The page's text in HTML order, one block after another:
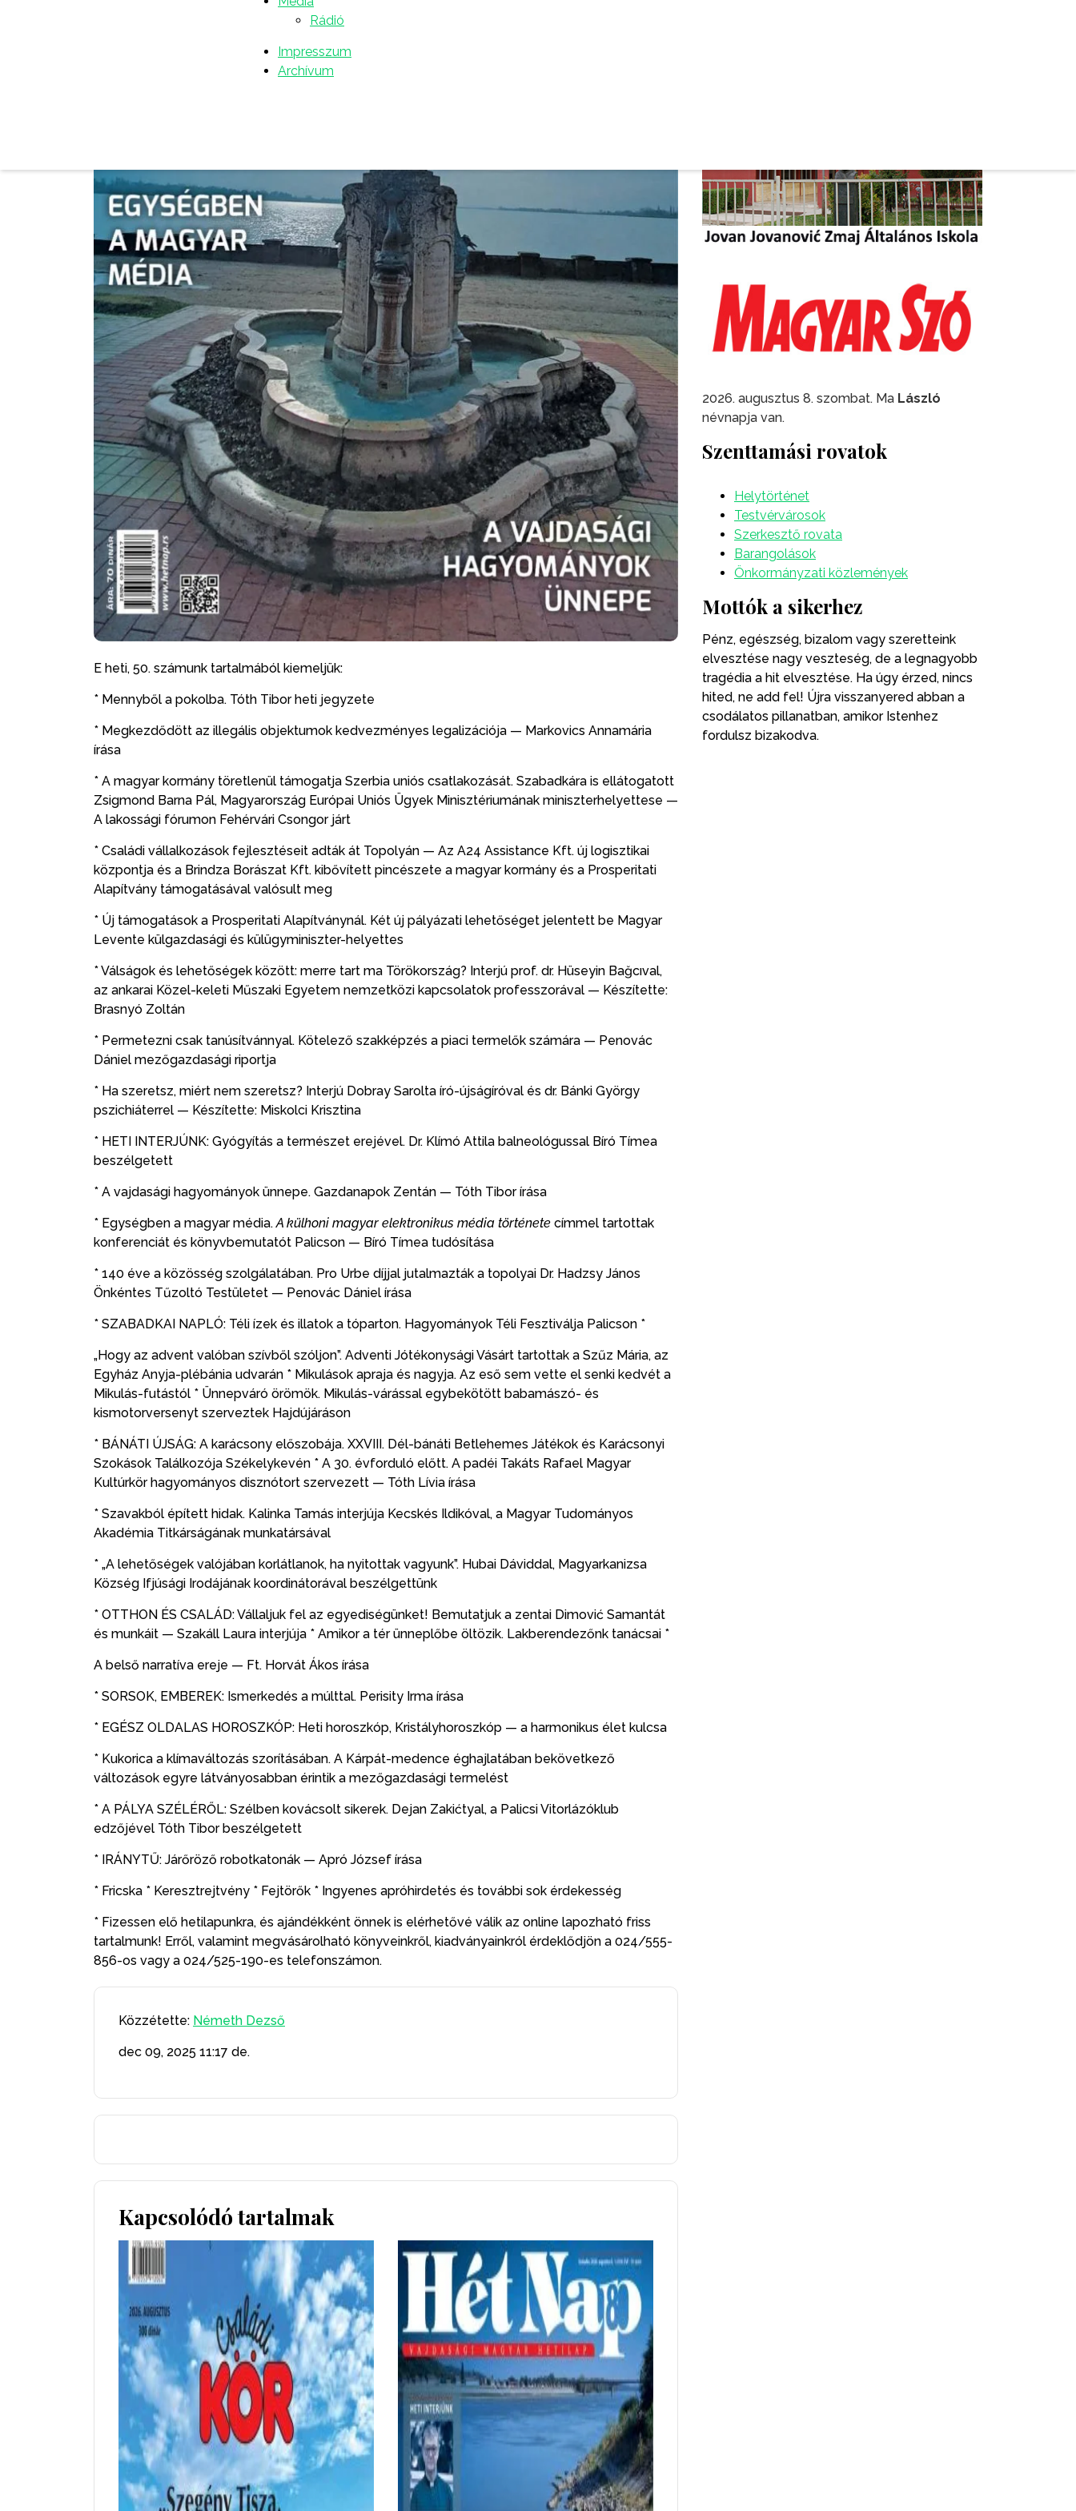
Rádió
Impresszum
Archívum
E heti, 50. számunk tartalmából kiemeljük:
* Mennyből a pokolba. Tóth Tibor heti jegyzete
* Megkezdődött az illegális objektumok kedvezményes legalizációja — Markovics Annamária
írása
* A magyar kormány töretlenül támogatja Szerbia uniós csatlakozását. Szabadkára is ellátogatott
Zsigmond Barna Pál, Magyarország Európai Uniós Ügyek Minisztériumának miniszterhelyettese —
A lakossági fórumon Fehérvári Csongor járt
* Családi vállalkozások fejlesztéseit adták át Topolyán — Az A24 Assistance Kft. új logisztikai
központja és a Brindza Borászat Kft. kibővített pincészete a magyar kormány és a Prosperitati
Alapítvány támogatásával valósult meg
* Új támogatások a Prosperitati Alapítványnál. Két új pályázati lehetőséget jelentett be Magyar
Levente külgazdasági és külügyminiszter-helyettes
* Válságok és lehetőségek között: merre tart ma Törökország? Interjú prof. dr. Hüseyin Bağcıval,
az ankarai Közel-keleti Műszaki Egyetem nemzetközi kapcsolatok professzorával — Készítette:
Brasnyó Zoltán
* Permetezni csak tanúsítvánnyal. Kötelező szakképzés a piaci termelők számára — Penovác
Dániel mezőgazdasági riportja
* Ha szeretsz, miért nem szeretsz? Interjú Dobray Sarolta író-újságíróval és dr. Bánki György
pszichiáterrel — Készítette: Miskolci Krisztina
* HETI INTERJÚNK: Gyógyítás a természet erejével. Dr. Klímó Attila balneológussal Bíró Tímea
beszélgetett
* A vajdasági hagyományok ünnepe. Gazdanapok Zentán — Tóth Tibor írása
* Egységben a magyar média.A külhoni magyar elektronikus média története címmel tartottak
konferenciát és könyvbemutatót Palicson — Bíró Tímea tudósítása
* 140 éve a közösség szolgálatában. Pro Urbe díjjal jutalmazták a topolyai Dr. Hadzsy János
Önkéntes Tűzoltó Testületet — Penovác Dániel írása
* SZABADKAI NAPLÓ: Téli ízek és illatok a tóparton. Hagyományok Téli Fesztiválja Palicson *
„Hogy az advent valóban szívből szóljon”. Adventi Jótékonysági Vásárt tartottak a Szűz Mária, az
Egyház Anyja-plébánia udvarán * Mikulások apraja és nagyja. Az eső sem vette el senki kedvét a
Mikulás-futástól * Ünnepváró örömök. Mikulás-várással egybekötött babamászó- és
kismotorversenyt szerveztek Hajdújáráson
* BÁNÁTI ÚJSÁG: A karácsony előszobája. XXVIII. Dél-bánáti Betlehemes Játékok és Karácsonyi
Szokások Találkozója Székelykevén * A 30. évforduló előtt. A padéi Takáts Rafael Magyar
Kultúrkör hagyományos disznótort szervezett — Tóth Lívia írása
* Szavakból épített hidak. Kalinka Tamás interjúja Kecskés Ildikóval, a Magyar Tudományos
Akadémia Titkárságának munkatársával
* „A lehetőségek valójában korlátlanok, ha nyitottak vagyunk”. Hubai Dáviddal, Magyarkanizsa
Község Ifjúsági Irodájának koordinátorával beszélgettünk
* OTTHON ÉS CSALÁD: Vállaljuk fel az egyediségünket! Bemutatjuk a zentai Dimović Samantát
és munkáit — Szakáll Laura interjúja * Amikor a tér ünneplőbe öltözik. Lakberendezőnk tanácsai *
A belső narratíva ereje — Ft. Horvát Ákos írása
* SORSOK, EMBEREK: Ismerkedés a múlttal. Perisity Irma írása
* EGÉSZ OLDALAS HOROSZKÓP: Heti horoszkóp, Kristályhoroszkóp — a harmonikus élet kulcsa
* Kukorica a klímaváltozás szorításában. A Kárpát-medence éghajlatában bekövetkező
változások egyre látványosabban érintik a mezőgazdasági termelést
* A PÁLYA SZÉLÉRŐL: Szélben kovácsolt sikerek. Dejan Zakićtyal, a Palicsi Vitorlázóklub
edzőjével Tóth Tibor beszélgetett
* IRÁNYTŰ: Járőröző robotkatonák — Apró József írása
* Fricska * Keresztrejtvény * Fejtörők * Ingyenes apróhirdetés és további sok érdekesség
* Fizessen elő hetilapunkra, és ajándékként önnek is elérhetővé válik az online lapozható friss
tartalmunk! Erről, valamint megvásárolható könyveinkről, kiadványainkról érdeklődjön a 024/555-
856-os vagy a 024/525-190-es telefonszámon.
Közzétette: Németh Dezső
dec 09, 2025 11:17 de.
Kapcsolódó tartalmak
2026. augusztus 8. szombat. Ma László
névnapja van.
Szenttamási rovatok
Helytörténet
Testvérvárosok
Szerkesztő rovata
Barangolások
Önkormányzati közlemények
Mottók a sikerhez
Pénz, egészség, bizalom vagy szeretteink
elvesztése nagy veszteség, de a legnagyobb
tragédia a hit elvesztése. Ha úgy érzed, nincs
hited, ne add fel! Újra visszanyered abban a
csodálatos pillanatban, amikor Istenhez
fordulsz bizakodva.